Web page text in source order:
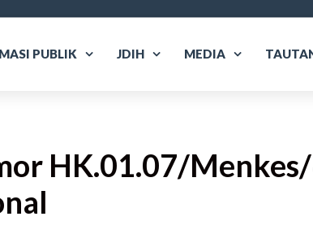
PUBLIK JDIH MEDIA
HK.01.07/